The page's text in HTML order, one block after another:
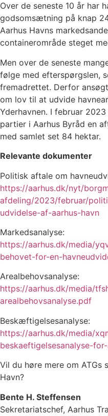
Over de seneste 10 år har
godsomsætning på knap
Aarhus Havns
containerområde steget
Men over de seneste
følge med efterspørgslen,
fremadrettet. Derfor
om lov til at udvide
Yderhavnen. I februar
partier i Aarhus Byråd en
med samlet set 84 hektar.
Relevante dokumenter
Politisk aftale om
https://aarhus.dk/nyt/
afdeling/2023/februar/
udvidelse-af-aarhus-havn
Markedsanalyse:
https://aarhus.dk/media/
behovet-for-en-
Arealbehovsanalyse:
https://aarhus.dk/media/
arealbehovsanalyse.pdf
Beskæftigelsesanalyse:
https://aarhus.dk/media/
beskaeftigelsesanalyse-
Vil du høre mere om ATGs
Havn?
Bente H. Steffensen
Sekretariatschef, Aarhus